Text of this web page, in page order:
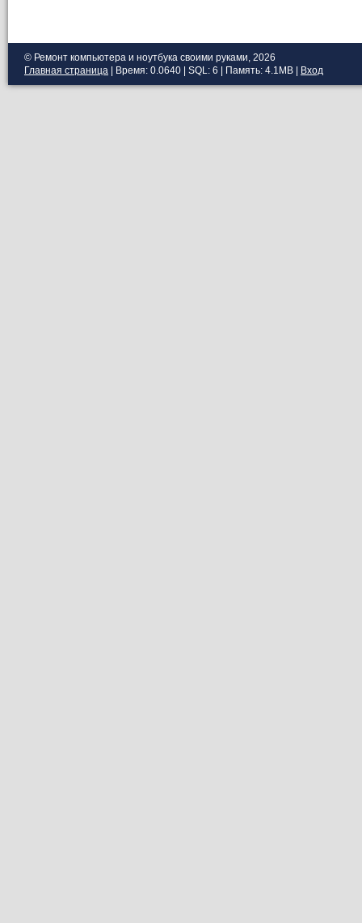
© Ремонт компьютера и ноутбука своими руками, 2026
Главная страница | Время: 0.0640 | SQL: 6 | Память: 4.1MB Вход